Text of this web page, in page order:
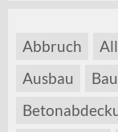
Abbruch
Ausbau